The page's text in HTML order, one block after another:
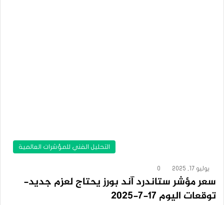
التحليل الفني للمؤشرات العالمية
يوليو 17, 2025 0
سعر مؤشر ستاندرد آند بورز يحتاج لعزم جديد-
توقعات اليوم 17-7-2025